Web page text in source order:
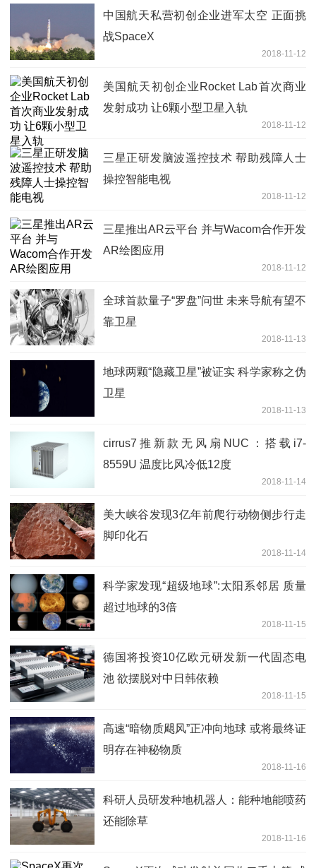
中国航天私营初创企业进军太空 正面挑
战SpaceX
2018-11-12
美国航天初创企业Rocket Lab首次商业
发射成功 让6颗小型卫星入轨
2018-11-12
三星正研发脑波遥控技术 帮助残障人士
操控智能电视
2018-11-12
三星推出AR云平台 并与Wacom合作开发
AR绘图应用
2018-11-12
全球首款量子“罗盘”问世 未来导航有望不
靠卫星
2018-11-13
地球两颗“隐藏卫星”被证实 科学家称之伪
卫星
2018-11-13
cirrus7推新款无风扇NUC：搭载i7-
8559U 温度比风冷低12度
2018-11-14
美大峡谷发现3亿年前爬行动物侧步行走
脚印化石
2018-11-14
科学家发现“超级地球”:太阳系邻居 质量
超过地球的3倍
2018-11-15
德国将投资10亿欧元研发新一代固态电
池 欲摆脱对中日韩依赖
2018-11-15
高速“暗物质飓风”正冲向地球 或将最终证
明存在神秘物质
2018-11-16
科研人员研发种地机器人：能种地能喷药
还能除草
2018-11-16